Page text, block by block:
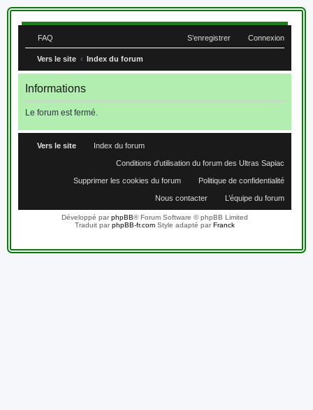
FAQ Connexion
S’enregistrer
Vers le site Index du forum
Informations
Le forum est fermé.
Vers le site Index du forum
Conditions d'utilisation du forum des Ultras Sapiac
Politique de confidentialité
Supprimer les cookies du forum
L’équipe du forum
Nous contacter
Développé parphpBB® Forum Software © phpBB Limited
Traduit parphpBB-fr.comStyle adapté parFranck